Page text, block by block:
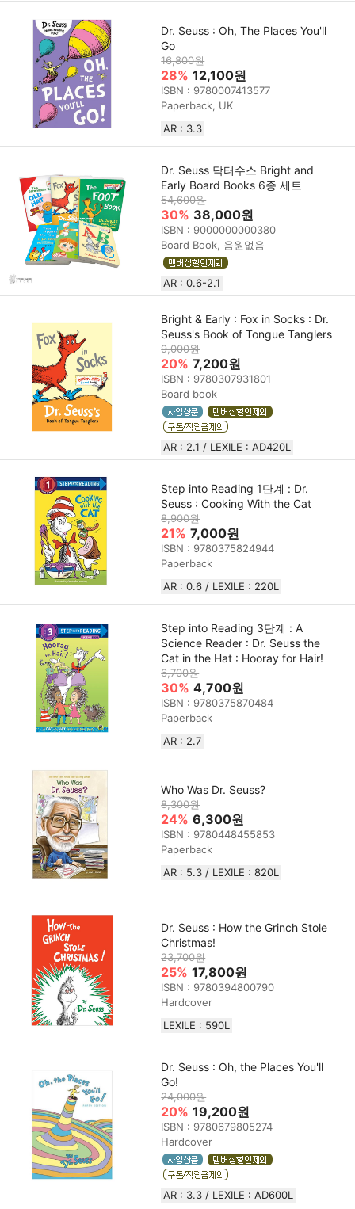
Dr. Seuss : Oh, The Places You'll
Go
16,800원
28% 12,100원
ISBN : 9780007413577
Paperback, UK
AR : 3.3
Dr. Seuss 닥터수스 Bright and
Early Board Books 6종 세트
54,600원
30% 38,000원
ISBN : 9000000000380
Board Book, 음원없음
AR : 0.6-2.1
Bright & Early : Fox in Socks : Dr.
Seuss's Book of Tongue Tanglers
9,000원
20% 7,200원
ISBN : 9780307931801
Board book
AR : 2.1 / LEXILE : AD420L
Step into Reading 1단계 : Dr.
Seuss : Cooking With the Cat
8,900원
21% 7,000원
ISBN : 9780375824944
Paperback
AR : 0.6 / LEXILE : 220L
Step into Reading 3단계 : A
Science Reader : Dr. Seuss the
Cat in the Hat : Hooray for Hair!
6,700원
30% 4,700원
ISBN : 9780375870484
Paperback
AR : 2.7
Who Was Dr. Seuss?
8,300원
24% 6,300원
ISBN : 9780448455853
Paperback
AR : 5.3 / LEXILE : 820L
Dr. Seuss : How the Grinch Stole
Christmas!
23,700원
25% 17,800원
ISBN : 9780394800790
Hardcover
LEXILE : 590L
Dr. Seuss : Oh, the Places You'll
Go!
24,000원
20% 19,200원
ISBN : 9780679805274
Hardcover
AR : 3.3 / LEXILE : AD600L